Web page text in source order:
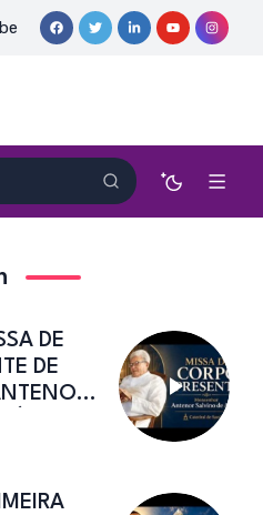
| Catedral de Sant’Ana | Caicó-
DE
DE